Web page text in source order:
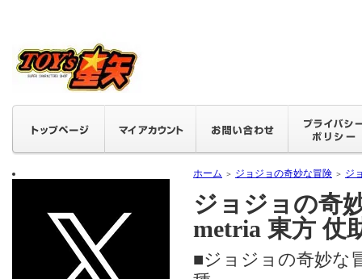
ホーム ＞ ジョジョの奇妙な冒険 ＞ ジ
ジョジョの奇
metria 東方 仗
■ジョジョの奇妙な